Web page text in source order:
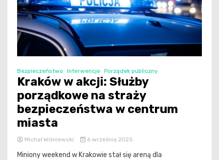
Bezpieczeństwo Interwencje Porządek publiczny
Kraków w akcji: Służby
porządkowe na straży
bezpieczeństwa w centrum
miasta
Michał Wiśniewski 6 września 2025
Miniony weekend w Krakowie stał się areną dla